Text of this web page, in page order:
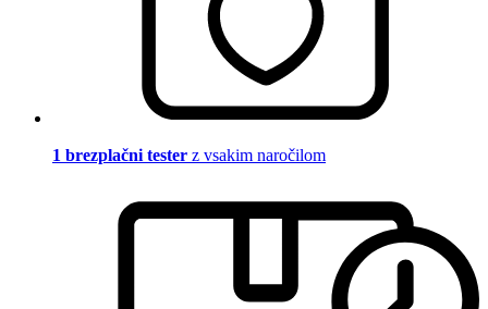
1 brezplačni tester z vsakim naročilom